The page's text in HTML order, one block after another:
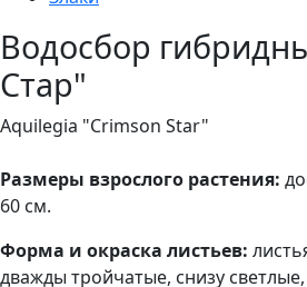
Водосбор
Стар"
Aquilegia "Crimson Star"
Размеры взрослого растения:
60 см.
Форма и окраска листьев:
дважды тройчатые, снизу